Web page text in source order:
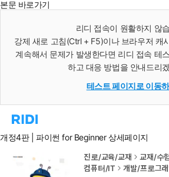
본문 바로가기
리디 접속이 원활하지 않
강제 새로 고침(Ctrl + F5)이나 브라우저 캐
계속해서 문제가 발생한다면 리디 접속 테
하고 대응 방법을 안내드리
테스트 페이지로 이동
리
홈
로
개정4판 | 파이썬 for Beginner 상세페이지
진로/교육/교재
교재/수
컴퓨터/IT
개발/프로그